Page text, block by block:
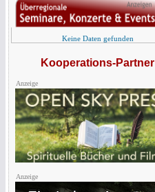
Keine Daten gefunden
Kooperations-Partner
Anzeige
Anzeige